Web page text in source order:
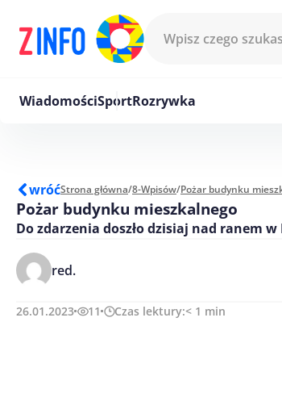
WiadomościSportRozrywka
wróćStrona główna/8-Wpisów/
Pożar budynku mieszkalnego
Do zdarzenia doszło dzisiaj nad ranem w
red.
26.01.2023 11 Czas lektury:< 1 min